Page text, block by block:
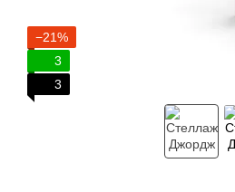
−21%
3
3